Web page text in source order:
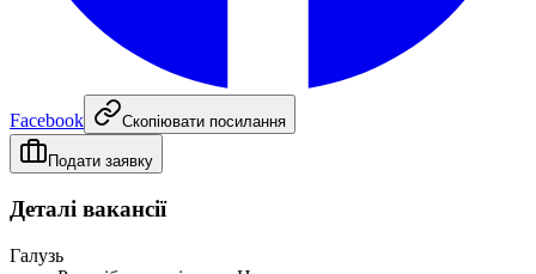
Facebook Скопіювати посилання
Подати заявку
Деталі вакансії
Галузь